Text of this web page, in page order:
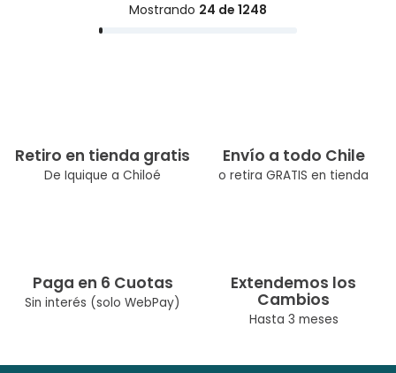
Mostrando 24 de 1248
Retiro en tienda gratis
De Iquique a Chiloé
Envío a todo Chile
o retira GRATIS en tienda
Paga en 6 Cuotas
Sin interés (solo WebPay)
Extendemos los
Cambios
Hasta 3 meses